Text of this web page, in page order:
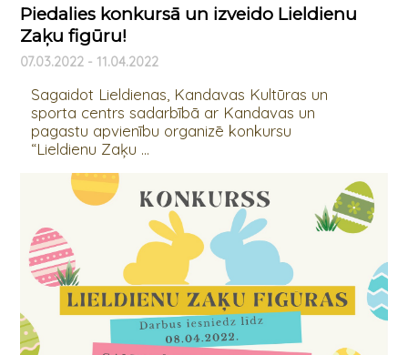
Piedalies konkursā un izveido Lieldienu
Zaķu figūru!
07.03.2022 - 11.04.2022
Sagaidot Lieldienas, Kandavas Kultūras un
sporta centrs sadarbībā ar Kandavas un
pagastu apvienību organizē konkursu
“Lieldienu Zaķu ...